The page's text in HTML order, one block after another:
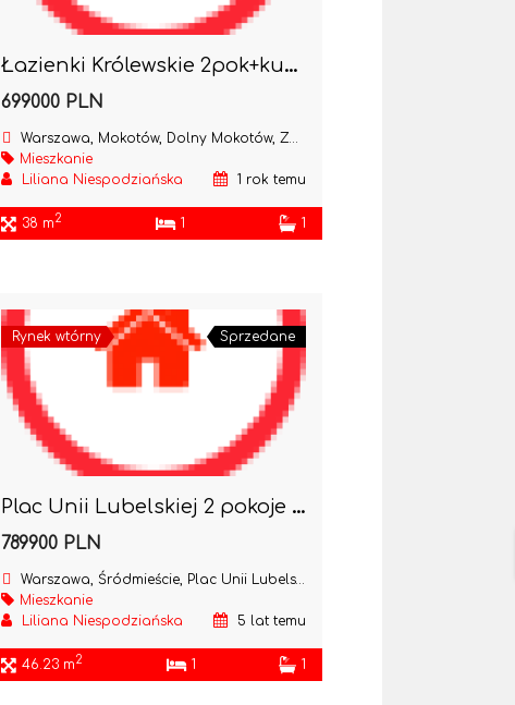
Łazienki Królewskie 2pok+kuchnia-chcesz to mieć 🙂
699000 PLN
Warszawa, Mokotów, Dolny Mokotów, Zbierska
Mieszkanie
Liliana Niespodziańska
1 rok temu
38 m2 1 1
Rynek wtórny Sprzedane
Plac Unii Lubelskiej 2 pokoje do remontu-kamienica
789900 PLN
Warszawa, Śródmieście, Plac Unii Lubelskiej
Mieszkanie
Liliana Niespodziańska
5 lat temu
46.23 m2 1 1